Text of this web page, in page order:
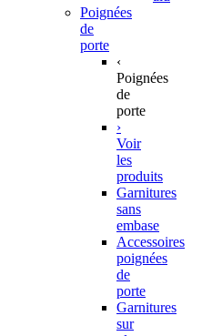
Poignées
de
porte
‹
Poignées
de
porte
›
Voir
les
produits
Garnitures
sans
embase
Accessoires
poignées
de
porte
Garnitures
sur